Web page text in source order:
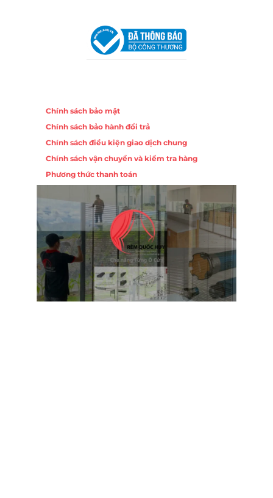
Chính sách bảo mật
Chính sách bảo hành đổi trả
Chính sách điều kiện giao dịch chung
Chính sách vận chuyển và kiểm tra hàng
Phương thức thanh toán